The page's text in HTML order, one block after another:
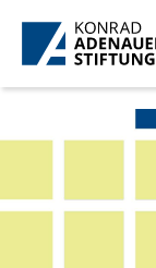
Skip to Main